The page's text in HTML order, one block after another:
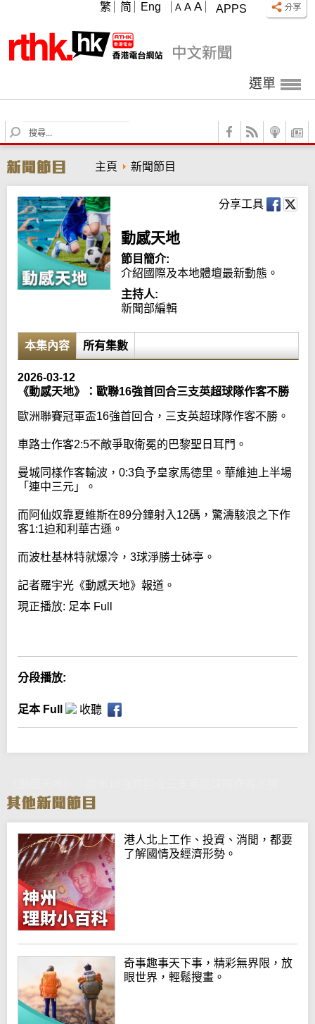
APPS
A A A
繁 简 Eng
選單
S
e
r
c
h
主頁 新聞節目
分享工具
動感天地
節目簡介:
介紹國際及本地體壇最新動態。
主持人:
新聞部編輯
本集內容 所有集數
2026-03-12
《動感天地》：歐聯16強首回合三支英超球隊作客不勝
歐洲聯賽冠軍盃16強首回合，三支英超球隊作客不勝。
車路士作客2:5不敵爭取衛冕的巴黎聖日耳門。
曼城同樣作客輸波，0:3負予皇家馬德里。華維迪上半場
「連中三元」。
而阿仙奴靠夏維斯在89分鐘射入12碼，驚濤駭浪之下作
客1:1迫和利華古遜。
而波杜基林特就爆冷，3球淨勝士砵亭。
記者羅宇光《動感天地》報道。
現正播放: 足本 Full
分段播放:
足本 Full 收聽
港人北上工作、投資、消閒，都要
了解國情及經濟形勢。
奇事趣事天下事，精彩無界限，放
眼世界，輕鬆搜畫。